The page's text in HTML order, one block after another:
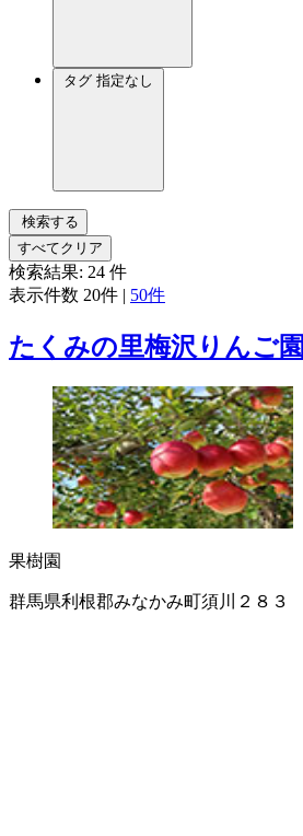
タグ 指定なし
検索する
すべてクリア
検索結果: 24 件
表示件数 20件 | 50件
たくみの里梅沢りんご園
果樹園
群馬県利根郡みなかみ町須川２８３